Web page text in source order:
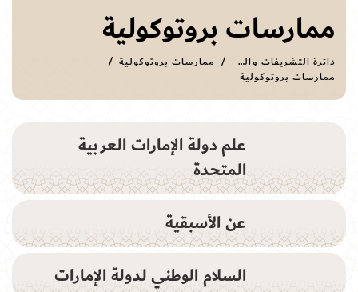
ممارسات بروتوكولية
دائرة التشريفات والضيافة
ممارسات بروتوكولية
ممارسات بروتوكولية
علم دولة الإمارات العربية
المتحدة
عن الأسبقية
السلام الوطني لدولة الإمارات